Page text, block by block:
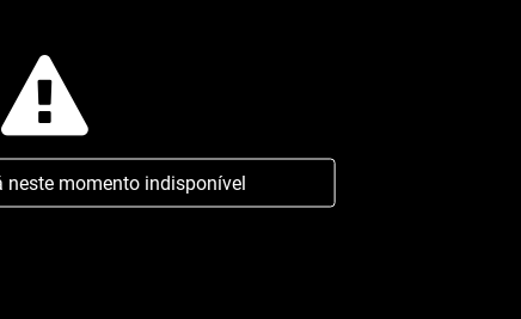
neste momento indisponível